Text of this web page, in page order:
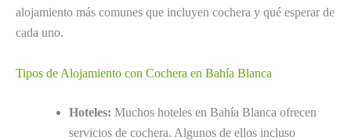
alojamiento más comunes que incluyen cochera y qué esperar de
cada uno.
Tipos de Alojamiento con Cochera en Bahía Blanca
Hoteles: Muchos hoteles en Bahía Blanca ofrecen
servicios de cochera. Algunos de ellos incluso